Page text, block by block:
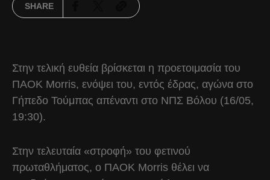
SHARE
Στην τελική ευθεία βρίσκεται η προετοιμασία του
ΠΑΟΚ Morris, ενόψει του, εντός έδρας, αγώνα στο
Γήπεδο Τούμπας απέναντι στο ΝΠΣ Βόλου (16/05,
19:30).
Στην τελευταία «στροφή» του φετινού
πρωταθλήματος, ο ΠΑΟΚ Morris θέλει να